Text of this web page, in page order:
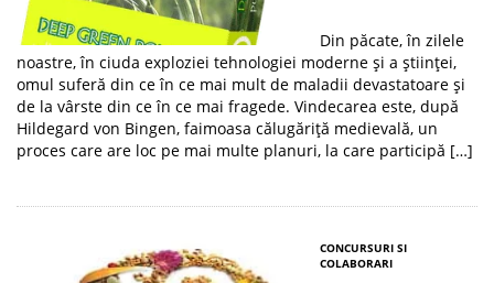
Din păcate, în zilele
noastre, în ciuda exploziei tehnologiei moderne şi a ştiinţei,
omul suferă din ce în ce mai mult de maladii devastatoare şi
de la vârste din ce în ce mai fragede. Vindecarea este, după
Hildegard von Bingen, faimoasa călugăriţă medievală, un
proces care are loc pe mai multe planuri, la care participă […]
CONCURSURI SI
COLABORARI